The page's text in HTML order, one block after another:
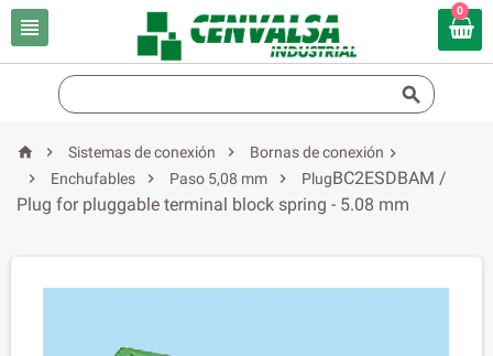

0

  Sistemas de conexión 
Bornas de conexión

Enchufables  Paso 5,08 mm  Plug

BC2ESDBAM /
Plug for pluggable terminal block spring - 5.08 mm